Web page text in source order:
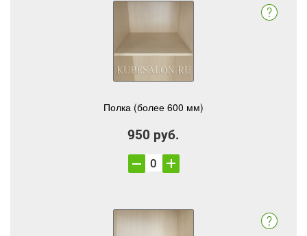
Полка (более 600 мм)
950 руб.